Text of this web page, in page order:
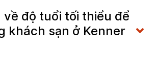
về độ tuổi tối thiểu để
khách sạn ở Kenner